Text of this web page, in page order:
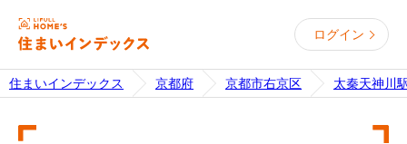
ログイン
住まいインデックス 京都府 京都市右京区 太秦天神川